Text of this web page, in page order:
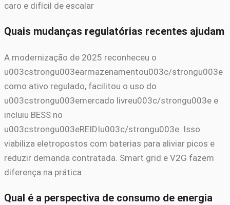
caro e difícil de escalar
Quais mudanças regulatórias recentes ajudam
A modernização de 2025 reconheceu o
u003cstrongu003earmazenamentou003c/strongu003e
como ativo regulado, facilitou o uso do
u003cstrongu003emercado livreu003c/strongu003e e
incluiu BESS no
u003cstrongu003eREIDIu003c/strongu003e. Isso
viabiliza eletropostos com baterias para aliviar picos e
reduzir demanda contratada. Smart grid e V2G fazem
diferença na prática
Qual é a perspectiva de consumo de energia